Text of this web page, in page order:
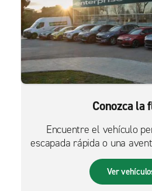
Conozca la
Encuentre el vehículo
escapada rápida o una
Ver